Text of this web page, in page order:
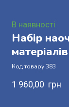
В наявності
Набір
Код товару 383
1 960,00  грн